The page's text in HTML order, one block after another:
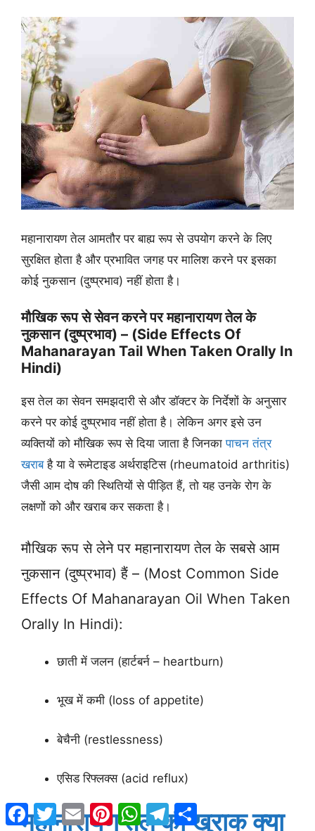
महानारायण तेल आमतौर पर बाह्य रूप से उपयोग करने के लिए
सुरक्षित होता है और प्रभावित जगह पर मालिश करने पर इसका
कोई नुकसान (दुष्प्रभाव) नहीं होता है।
मौखिक रूप से सेवन करने पर महानारायण तेल के
नुकसान (दुष्प्रभाव) – (Side Effects Of
Mahanarayan Tail When Taken Orally In
Hindi)
इस तेल का सेवन समझदारी से और डॉक्टर के निर्देशों के अनुसार
करने पर कोई दुष्प्रभाव नहीं होता है। लेकिन अगर इसे उन
व्यक्तियों को मौखिक रूप से दिया जाता है जिनकापाचन तंत्र
खराबहै या वे रूमेटाइड अर्थराइटिस (rheumatoid arthritis)
जैसी आम दोष की स्थितियों से पीड़ित हैं, तो यह उनके रोग के
लक्षणों को और खराब कर सकता है।
मौखिक रूप से लेने पर महानारायण तेल के सबसे आम
नुकसान (दुष्प्रभाव) हैं – (Most Common Side
Effects Of Mahanarayan Oil When Taken
Orally In Hindi):
छाती में जलन (हार्टबर्न – heartburn)
भूख में कमी (loss of appetite)
बेचैनी (restlessness)
एसिड रिफ्लक्स (acid reflux)
महानारायण तेल की खुराक क्या
Facebook
TwitterEmail PinterestWhatsApp
Telegram